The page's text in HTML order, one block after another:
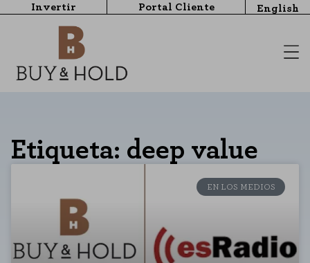
Invertir Portal Cliente English
Etiqueta: deep value
EN LOS MEDIOS